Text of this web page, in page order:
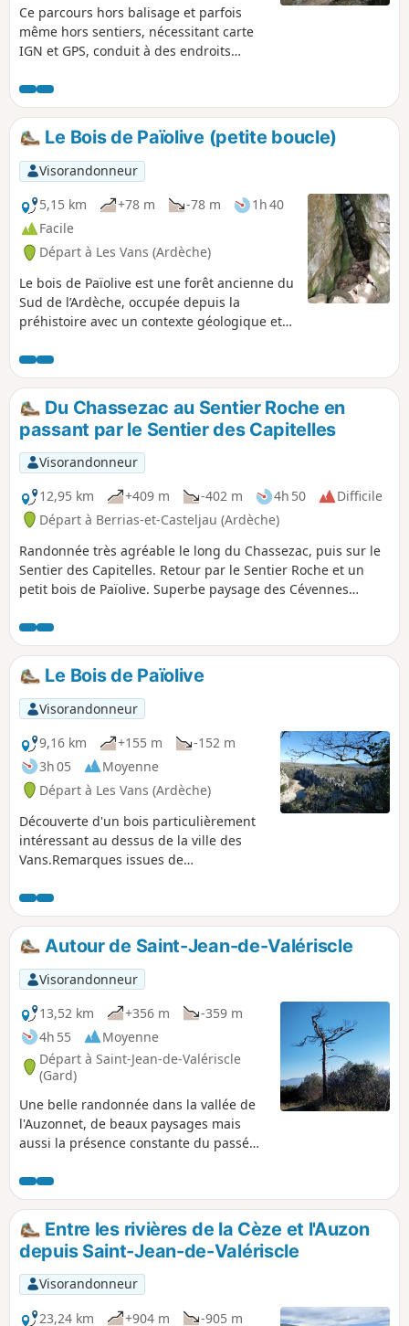
Ce parcours hors balisage et parfois
même hors sentiers, nécessitant carte
IGN et GPS, conduit à des endroits
et de la partie haute Ruisseau du
Granzon.
Le Bois de Païolive (petite boucle)
Visorandonneur
5,15 km
+78 m -78 m
1h 40
Facile
Départ à Les Vans (Ardèche)
Le bois de Païolive est une forêt ancienne du
Sud de l’Ardèche, occupée depuis la
préhistoire avec un contexte géologique et
les gorges du Chassezac. Dans un relief de
type karstique, on trouve de nombreux
rochers zoomorphes, une multitudes de
sentiers et points de vue, sans oublier de
nombreuses grottes. Une grande partie de
la balade est ombragée. Vraiment très
sympa.
Du Chassezac au Sentier Roche en
passant par le Sentier des Capitelles
Visorandonneur
12,95 km
+409 m -402 m 4h 50
Difficile
Départ à Berrias-et-Casteljau (Ardèche)
Randonnée très agréable le long du Chassezac, puis sur le
Sentier des Capitelles. Retour par le Sentier Roche et un
petit bois de Païolive. Superbe paysage des Cévennes
nombre incalculable de petits sentiers.Randonnée pour
randonneurs aguerris. J'ai noté la balade difficile non pas
par sa longueur ou son dénivelé mais à cause des
nombreuses zones très rocheuses et des pierriers à
traverser. Elle est dure physiquement entre (9) et (10) et de
(15) à (D/A) Attention : ne surtout pas faire cette randonnée
par temps de pluie le terrain rocheux et calcaire est très
glissant .
Le Bois de Païolive
Visorandonneur
9,16 km
+155 m
-152 m
3h 05
Moyenne
Départ à Les Vans (Ardèche)
Découverte d'un bois particulièrement
intéressant au dessus de la ville des
Vans.Remarques issues de
est celui que j'ai réalisé en 2013, il
s'avère maintenant, et c'est normal, que
certaines indications ont été rajoutées
(panneau et sans doute balisage). Le
randonneur pourra alors s'évader sur
d'autres sentiers mais y trouvera
toujours une originalité et un intérêt
dans ce remarquable bois, avec aucune
chance de s'y perdre.
Autour de Saint-Jean-de-Valériscle
Visorandonneur
13,52 km
+356 m
-359 m
4h 55
Moyenne
Départ à Saint-Jean-de-Valériscle
(Gard)
Une belle randonnée dans la vallée de
l'Auzonnet, de beaux paysages mais
aussi la présence constante du passé
qui saura vous captiver. Le village
médiéval de Saint-Jean-de-Valériscle est
également digne d'intérêt. Le parcours
est bien balisé et ne présente pas de
difficulté particulière.
Entre les rivières de la Cèze et l'Auzon
depuis Saint-Jean-de-Valériscle
Visorandonneur
23,24 km
+904 m -905 m